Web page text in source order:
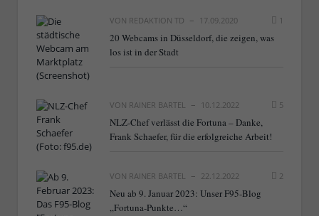
VON REDAKTION TD 17.09.2020 1
20 Webcams in Düsseldorf, die zeigen, was
los ist in der Stadt
VON RAINER BARTEL 10.12.2022 5
NLZ-Chef verlässt die Fortuna – Danke,
Frank Schaefer, für die erfolgreiche Arbeit!
VON RAINER BARTEL 22.12.2022 2
Neu ab 9. Januar 2023: Unser F95-Blog
„Fortuna-Punkte…“